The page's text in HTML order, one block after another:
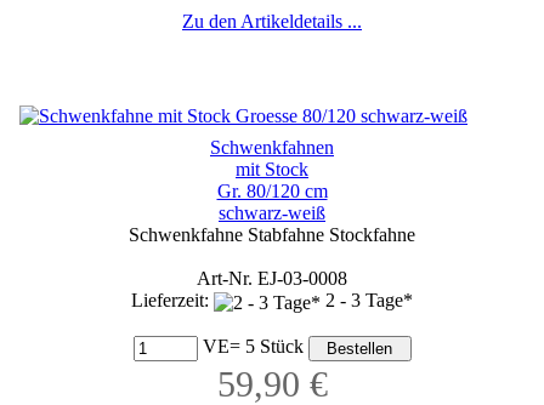
Zu den Artikeldetails ...
Schwenkfahnen
mit Stock
Gr. 80/120 cm
schwarz-weiß
Schwenkfahne Stabfahne Stockfahne
Art-Nr. EJ-03-0008
Lieferzeit:
2 - 3 Tage*
VE= 5 Stück
59,90 €